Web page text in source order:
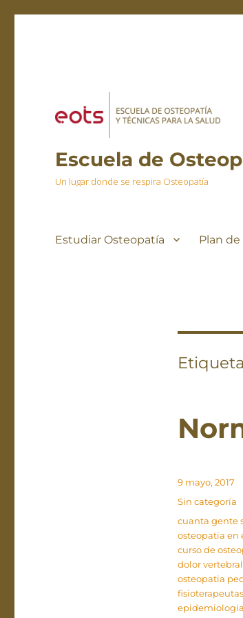
Escuela de
Un lugar donde se respira Osteopatía
Estudiar Osteopatía Plan
Publicado
el
9 mayo, 2017
Categorías
Sin categoría
Etiquetas
cuanta gente
osteopatia en
curso de
dolor vertebral
osteopatia
fisioterapeutas